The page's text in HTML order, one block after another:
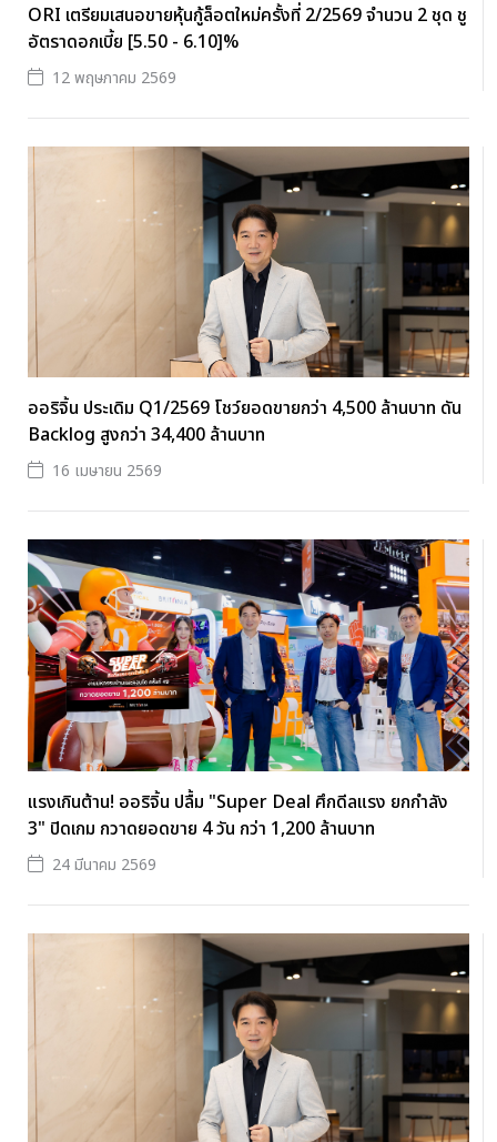
ORI เตรียมเสนอขายหุ้นกู้ล็อตใหม่ครั้งที่ 2/2569 จำนวน 2 ชุด ชู
อัตราดอกเบี้ย [5.50 - 6.10]%
12 พฤษภาคม 2569
ออริจิ้น ประเดิม Q1/2569 โชว์ยอดขายกว่า 4,500 ล้านบาท ดัน
Backlog สูงกว่า 34,400 ล้านบาท
16 เมษายน 2569
แรงเกินต้าน! ออริจิ้น ปลื้ม "Super Deal ศึกดีลแรง ยกกำลัง
3" ปิดเกม กวาดยอดขาย 4 วัน กว่า 1,200 ล้านบาท
24 มีนาคม 2569